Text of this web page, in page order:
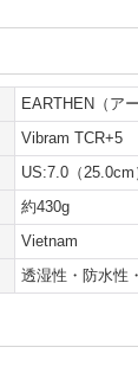
EARTHEN（ア
Vibram TCR+5
US:7.0（25.0cm
約430g
Vietnam
透湿性・防水性